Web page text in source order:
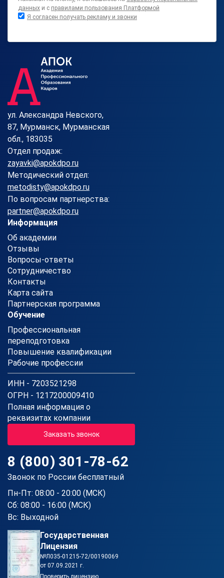
данных и с правилами пользования Платформой
Я согласен получать рекламу и звонки
ул. Александра Невского,
87, Мурманск, Мурманская
обл., 183035
Отдел продаж:
zayavki@apokdpo.ru
Методический отдел:
metodisty@apokdpo.ru
По вопросам партнерства:
partner@apokdpo.ru
Информация
Об академии
Отзывы
Вопросы-ответы
Сотрудничество
Контакты
Карта сайта
Партнерская программа
Обучение
Профессиональная
переподготовка
Повышение квалификации
Рабочие профессии
ИНН - 7203521298
ОГРН - 1217200009410
Полная информация о
реквизитах компании
Заказать звонок
8 (800) 301-78-62
Звонок по России бесплатный
Пн-Пт: 08:00 - 20:00 (МСК)
Сб: 08:00 - 16:00 (МСК)
Вс: Выходной
Государственная
Лицензия
№Л035-01215-72/00190069
от 07.09.2021 г.
Проверить лицензию